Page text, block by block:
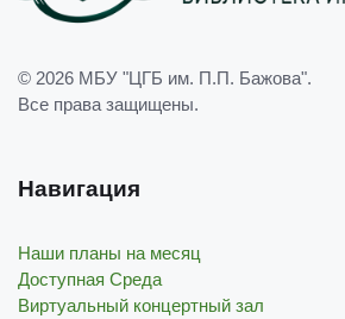
© 2026 МБУ "ЦГБ им. П.П. Бажова".
Все права защищены.
Навигация
Наши планы на месяц
Доступная Среда
Виртуальный концертный зал